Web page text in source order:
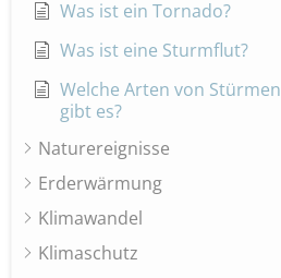
Was ist ein Tornado?
Was ist eine Sturmflut?
Welche Arten von Stürmen
gibt es?
Naturereignisse
Erderwärmung
Klimawandel
Klimaschutz